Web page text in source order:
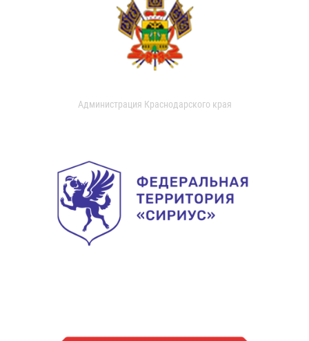
Администрация Краснодарского края